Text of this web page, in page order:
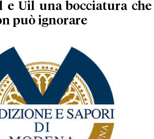
e Uil una bocciatura che
può ignorare